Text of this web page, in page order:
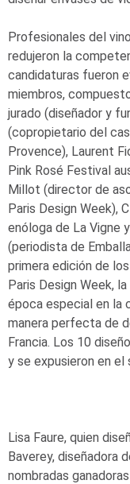
Profesionales del
redujeron la
candidaturas fueron
miembros,
jurado (diseñador y
(copropietario del
Provence), Laurent
Pink Rosé Festival
Millot (director de
Paris Design Week),
enóloga de La Vigne
(periodista de
primera edición de
Paris Design Week,
época especial en la
manera perfecta de
Francia. Los 10
y se expusieron en el
Lisa Faure, quien
Baverey, diseñadora
nombradas